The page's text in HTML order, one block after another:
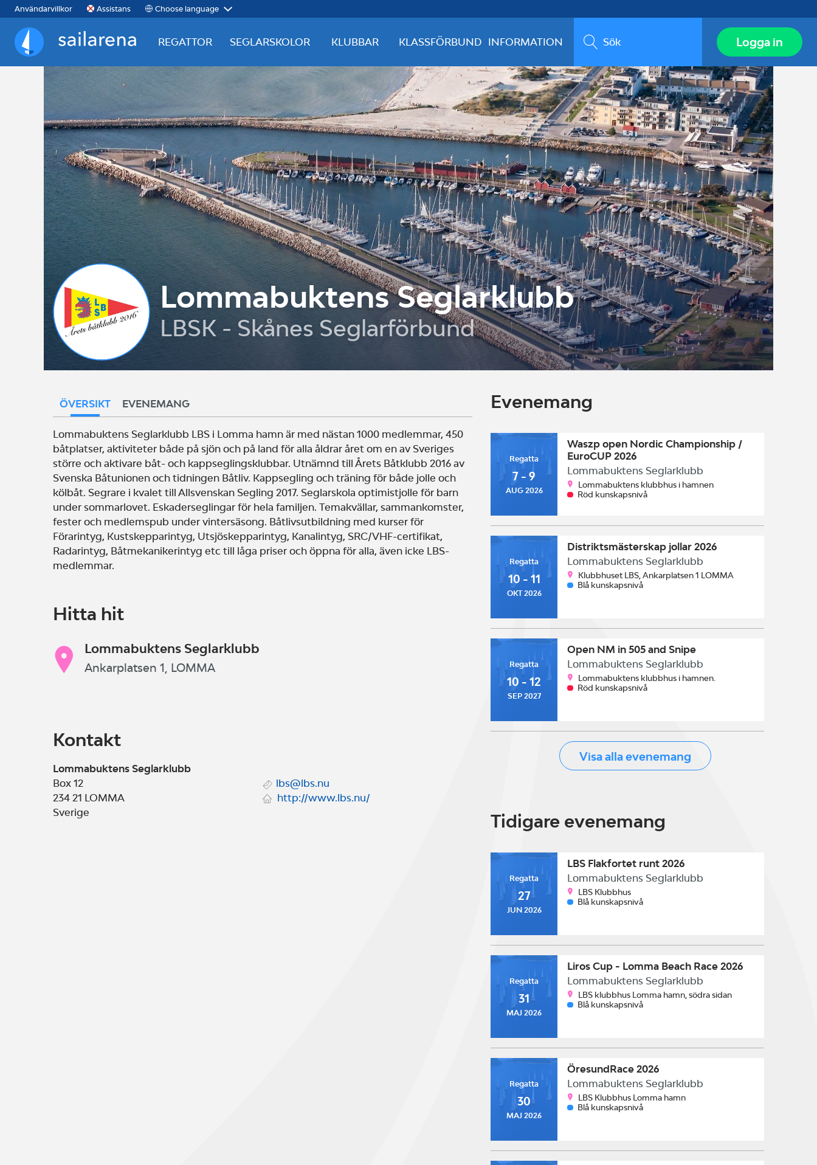
Användarvillkor Assistans Choose language
Sailarena
REGATTOR SEGLARSKOLOR KLUBBAR KLASSFÖRBUND INFORMATION Sök Logga in
Lommabuktens Seglarklubb
LBSK - Skånes Seglarförbund
ÖVERSIKT EVENEMANG
Lommabuktens Seglarklubb LBS i Lomma hamn är med nästan 1000 medlemmar, 450
båtplatser, aktiviteter både på sjön och på land för alla åldrar året om en av Sveriges
större och aktivare båt- och kappseglingsklubbar. Utnämnd till Årets Båtklubb 2016 av
Svenska Båtunionen och tidningen Båtliv. Kappsegling och träning för både jolle och
kölbåt. Segrare i kvalet till Allsvenskan Segling 2017. Seglarskola optimistjolle för barn
under sommarlovet. Eskaderseglingar för hela familjen. Temakvällar, sammankomster,
fester och medlemspub under vintersäsong. Båtlivsutbildning med kurser för
Förarintyg, Kustskepparintyg, Utsjöskepparintyg, Kanalintyg, SRC/VHF-certifikat,
Radarintyg, Båtmekanikerintyg etc till låga priser och öppna för alla, även icke LBS-
medlemmar.
Hitta hit
Lommabuktens Seglarklubb
Ankarplatsen 1, LOMMA
Kontakt
Lommabuktens Seglarklubb
Box 12
234 21 LOMMA
Sverige
lbs@lbs.nu
http://www.lbs.nu/
Evenemang
Regatta
7 - 9
AUG 2026
Waszp open Nordic Championship /
EuroCUP 2026
Lommabuktens Seglarklubb
Lommabuktens klubbhus i hamnen
Röd kunskapsnivå
Regatta
10 - 11
OKT 2026
Distriktsmästerskap jollar 2026
Lommabuktens Seglarklubb
Klubbhuset LBS, Ankarplatsen 1 LOMMA
Blå kunskapsnivå
Regatta
10 - 12
SEP 2027
Open NM in 505 and Snipe
Lommabuktens Seglarklubb
Lommabuktens klubbhus i hamnen.
Röd kunskapsnivå
Visa alla evenemang
Tidigare evenemang
Regatta
27
JUN 2026
LBS Flakfortet runt 2026
Lommabuktens Seglarklubb
LBS Klubbhus
Blå kunskapsnivå
Regatta
31
MAJ 2026
Liros Cup - Lomma Beach Race 2026
Lommabuktens Seglarklubb
LBS klubbhus Lomma hamn, södra sidan
Blå kunskapsnivå
Regatta
30
MAJ 2026
ÖresundRace 2026
Lommabuktens Seglarklubb
LBS Klubbhus Lomma hamn
Blå kunskapsnivå